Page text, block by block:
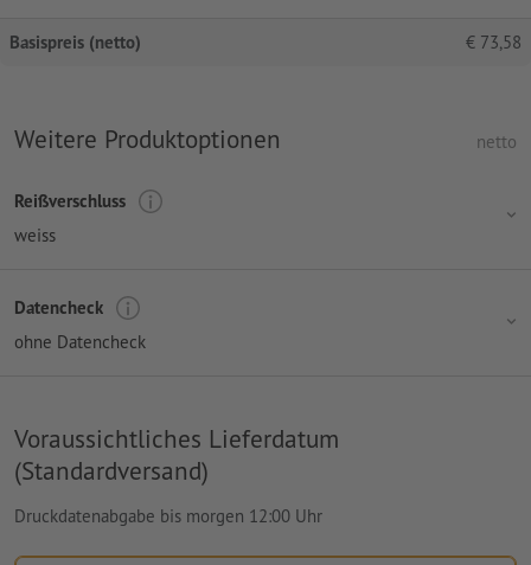
Basispreis (netto) € 73,58
Weitere Produktoptionen netto
Reißverschluss
weiss
Datencheck
ohne Datencheck
Voraussichtliches Lieferdatum
(Standardversand)
Druckdatenabgabe bis morgen 12:00 Uhr